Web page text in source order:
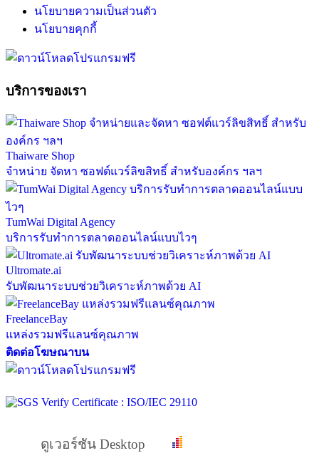
นโยบายความเป็นส่วนตัว
นโยบายคุกกี้
บริการของเรา
Thaiware Shop
จำหน่าย จัดหา ซอฟต์แวร์ลิขสิทธิ์ สำหรับองค์กร ฯลฯ
TumWai Digital Agency
บริการรับทำการตลาดออนไลน์แบบไวๆ
Ultromate.ai
รับพัฒนาระบบช่วยวิเคราะห์ภาพด้วย AI
FreelanceBay
แหล่งรวมฟรีแลนซ์คุณภาพ
ติดต่อโฆษณาบน
ดูเวอร์ชัน Desktop